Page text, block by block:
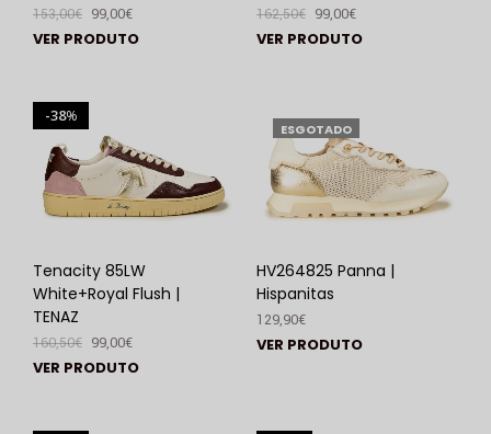
153,00€ 99,00€
VER PRODUTO
162,50€ 99,00€
VER PRODUTO
%
38
Tenacity 85LW
White+Royal Flush |
TENAZ
160,50€ 99,00€
VER PRODUTO
ESGOTADO
HV264825 Panna |
Hispanitas
129,90€
VER PRODUTO